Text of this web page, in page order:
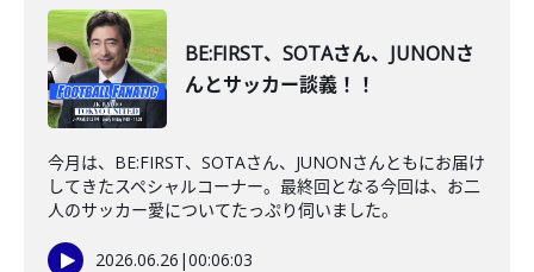
BE:FIRST、SOTAさん、JUNONさ
んとサッカー談義！！
今月は、BE:FIRST、SOTAさん、JUNONさんともにお届け
してきたスペシャルコーナー。最終回となる今回は、お二
人のサッカー愛についてたっぷり伺いました。
2026.06.26 |00:06:03